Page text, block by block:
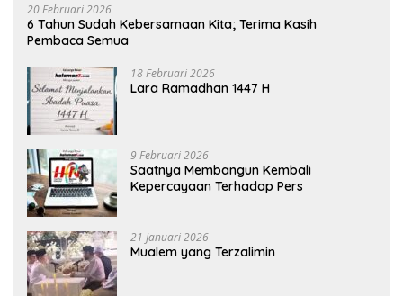
20 Februari 2026
6 Tahun Sudah Kebersamaan Kita; Terima Kasih
Pembaca Semua
18 Februari 2026
Lara Ramadhan 1447 H
9 Februari 2026
Saatnya Membangun Kembali
Kepercayaan Terhadap Pers
21 Januari 2026
Mualem yang Terzalimin